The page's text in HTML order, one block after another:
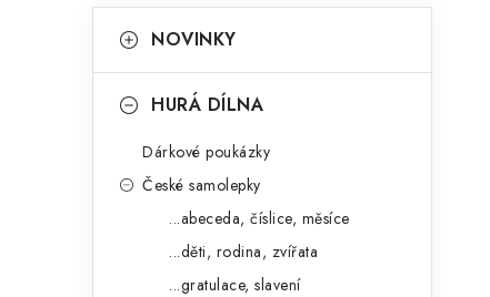
okategorie
a
NOVINKY
HURÁ DÍLNA
Dárkové poukázky
České samolepky
...abeceda, číslice, měsíce
...děti, rodina, zvířata
...gratulace, slavení